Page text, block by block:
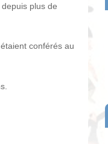
plus de
conférés au